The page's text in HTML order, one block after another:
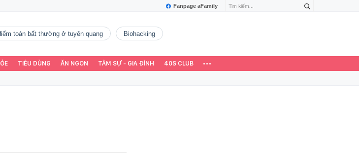
Fanpage aFamily
toán bất thường ở tuyên quang Biohacking
TIÊU DÙNG ĂN NGON TÂM SỰ - GIA ĐÌNH 40S CLUB